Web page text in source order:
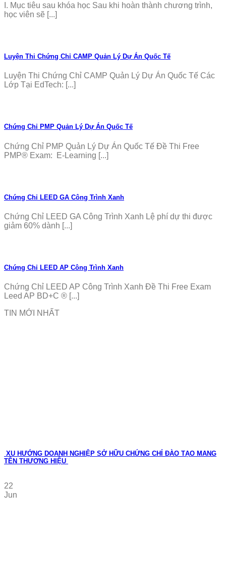
I. Mục tiêu sau khóa học Sau khi hoàn thành chương trình,
học viên sẽ [...]
Luyện Thi Chứng Chỉ CAMP Quản Lý Dự Án Quốc Tế
Luyện Thi Chứng Chỉ CAMP Quản Lý Dự Án Quốc Tế Các
Lớp Tại EdTech: [...]
Chứng Chỉ PMP Quản Lý Dự Án Quốc Tế
Chứng Chỉ PMP Quản Lý Dự Án Quốc Tế Đề Thi Free
PMP® Exam: E-Learning [...]
Chứng Chỉ LEED GA Công Trình Xanh
Chứng Chỉ LEED GA Công Trình Xanh Lệ phí dự thi được
giảm 60% dành [...]
Chứng Chỉ LEED AP Công Trình Xanh
Chứng Chỉ LEED AP Công Trình Xanh Đề Thi Free Exam
Leed AP BD+C ® [...]
TIN MỚI NHẤT
XU HƯỚNG DOANH NGHIỆP SỞ HỮU CHỨNG CHỈ ĐÀO TẠO MANG
TÊN THƯƠNG HIỆU
22
Jun